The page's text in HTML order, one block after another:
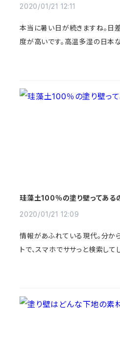
2020/01/21 12:11
本当に暑い日が続きますね。日
度が高いです。高温多湿の日本
珪藻土100％の塗り壁ってある
2020/01/21 12:09
情報があふれている現代。分か
トで、スマホでササっと検索して